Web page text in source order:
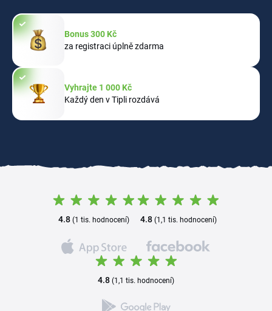
Bonus 300 Kč
za registraci úplně zdarma
Vyhrajte 1 000 Kč
Každý den v Tipli rozdává
4.8 (1 tis. hodnocení) 4.8(1,1 tis. hodnocení)
4.8 (1,1 tis. hodnocení)